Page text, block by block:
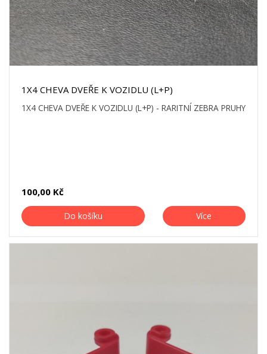
1X4 CHEVA DVEŘE K VOZIDLU (L+P)
1X4 CHEVA DVEŘE K VOZIDLU (L+P) - RARITNÍ ZEBRA PRUHY
100,00 Kč
Do košíku Více